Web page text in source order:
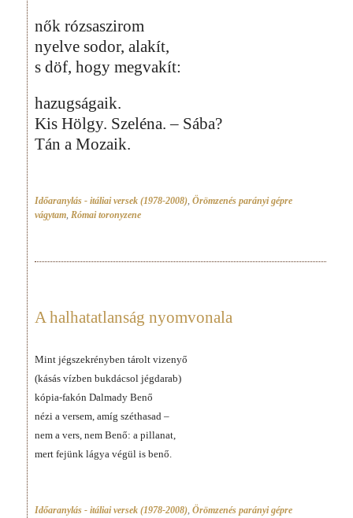
nők rózsaszirom
nyelve sodor, alakít,
s döf, hogy megvakít:
hazugságaik.
Kis Hölgy. Szeléna. – Sába?
Tán a Mozaik.
Időaranylás - itáliai versek (1978-2008) Örömzenés parányi gépre
vágytam Római toronyzene
A halhatatlanság nyomvonala
Mint jégszekrényben tárolt vizenyő
(kásás vízben bukdácsol jégdarab)
kópia-fakón Dalmady Benő
nézi a versem, amíg széthasad –
nem a vers, nem Benő: a pillanat,
mert fejünk lágya végül is benő.
Időaranylás - itáliai versek (1978-2008), Örömzenés parányi gépre